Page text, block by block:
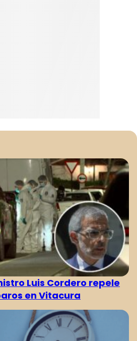
Luis Cordero repele
en Vitacura